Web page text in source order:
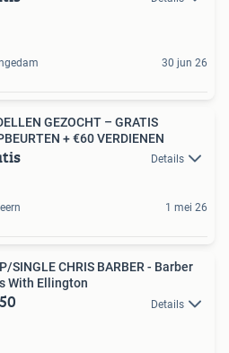
30 jun 26
GEZOCHT – GRATIS
+ €60 VERDIENEN
Details
1 mei 26
CHRIS BARBER - Barber
With Ellington
Details